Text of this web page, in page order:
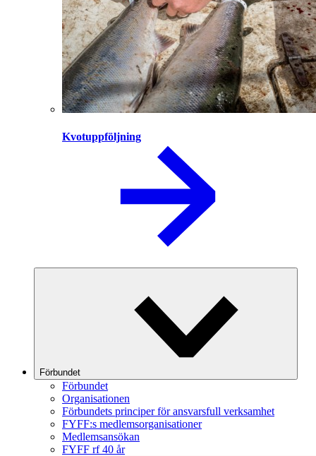
Kvotuppföljning
Förbundet
Förbundet
Organisationen
Förbundets principer för ansvarsfull verksamhet
FYFF:s medlemsorganisationer
Medlemsansökan
FYFF rf 40 år